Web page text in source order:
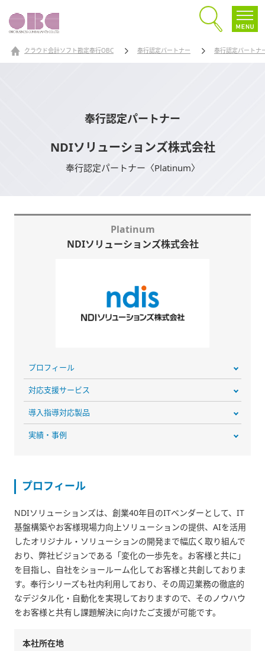
クラウド会計ソフト勘定奉行OBC 奉行認定パートナー 奉行認定パートナ
奉行認定パートナー
NDIソリューションズ株式会社
奉行認定パートナー〈Platinum〉
Platinum
NDIソリューションズ株式会社
プロフィール
対応支援サービス
導入指導対応製品
実績・事例
プロフィール
NDIソリューションズは、創業40年目のITベンダーとして、IT
基盤構築やお客様現場力向上ソリューションの提供、AIを活用
したオリジナル・ソリューションの開発まで幅広く取り組んで
おり、弊社ビジョンである「変化の一歩先を。お客様と共に」
を目指し、自社をショールーム化してお客様と共創しておりま
す。奉行シリーズも社内利用しており、その周辺業務の徹底的
なデジタル化・自動化を実現しておりますので、そのノウハウ
をお客様と共有し課題解決に向けたご支援が可能です。
本社所在地